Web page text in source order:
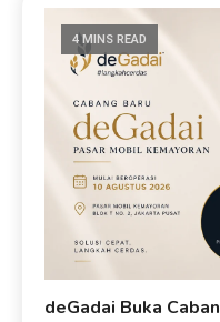
4 MINS READ
deGadai Buka